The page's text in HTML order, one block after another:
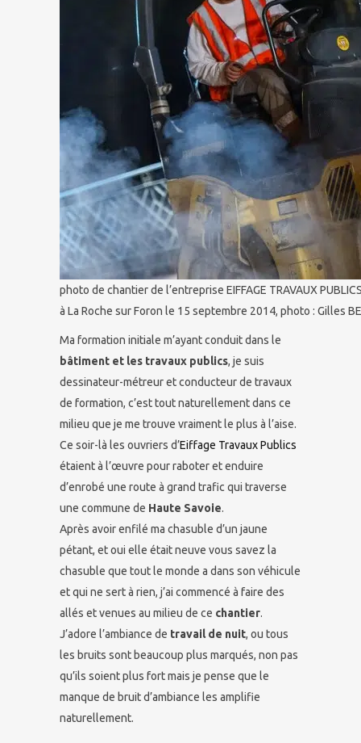
photo de chantier de l’entreprise EIFFAGE TRAVAUX
à La Roche sur Foron le 15 septembre 2014, photo : Gilles
Ma formation initiale m’ayant conduit dans le
bâtiment et les travaux publics, je suis
dessinateur-métreur et conducteur de travaux
de formation, c’est tout naturellement dans ce
milieu que je me trouve vraiment le plus à l’aise.
Ce soir-là les ouvriers d’Eiffage Travaux Publics
étaient à l’œuvre pour raboter et enduire
d’enrobé une route à grand trafic qui traverse
une commune de Haute Savoie.
Après avoir enfilé ma chasuble d’un jaune
pétant, et oui elle était neuve vous savez la
chasuble que tout le monde a dans son véhicule
et qui ne sert à rien, j’ai commencé à faire des
allés et venues au milieu de ce chantier.
J’adore l’ambiance de travail de nuit, ou tous
les bruits sont beaucoup plus marqués, non pas
qu’ils soient plus fort mais je pense que le
manque de bruit d’ambiance les amplifie
naturellement.